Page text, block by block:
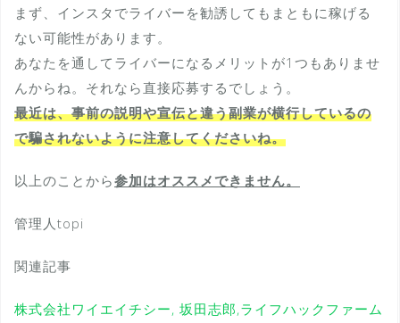
まず、インスタでライバーを勧誘してもまともに稼げる
ない可能性があります。
あなたを通してライバーになるメリットが1つもありませ
んからね。それなら直接応募するでしょう。
最近は、事前の説明や宣伝と違う副業が横行しているの
で騙されないように注意してくださいね。
以上のことから参加はオススメできません。
管理人topi
関連記事
株式会社ワイエイチシー, 坂田志郎,ライフハックファーム